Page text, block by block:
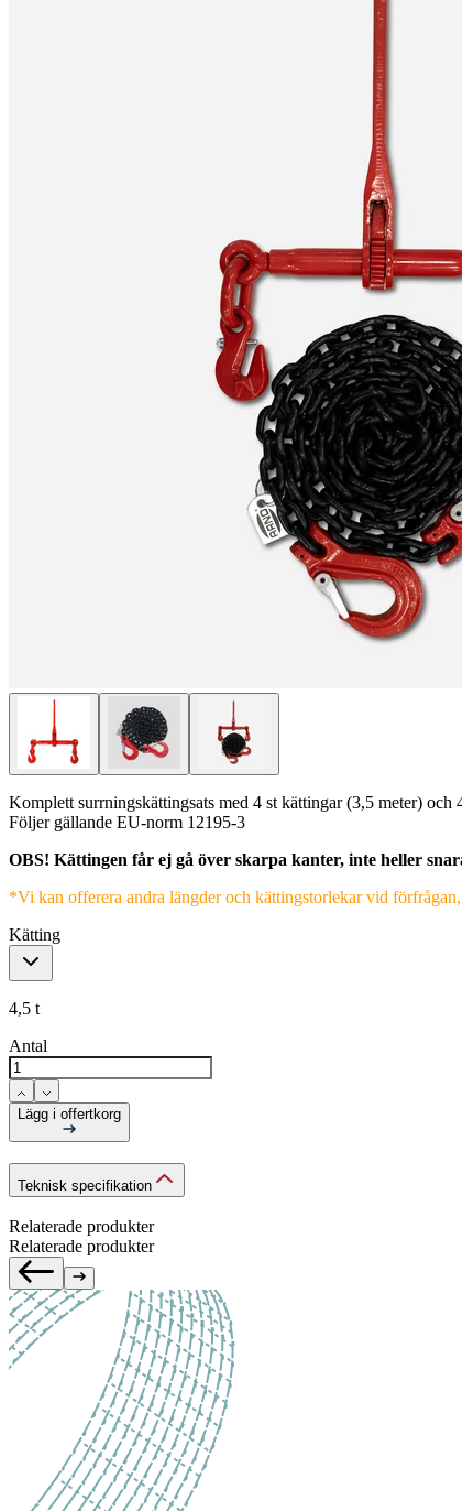
Komplett surrningskättingsats med 4 st kättingar (3,5 meter)
Följer gällande EU-norm 12195-3
OBS! Kättingen får ej gå över skarpa kanter, inte heller
*Vi kan offerera andra längder och kättingstorlekar vid förfrågan,
Kätting
4,5 t
Antal
Lägg i offertkorg
Teknisk specifikation
Relaterade produkter
Relaterade produkter